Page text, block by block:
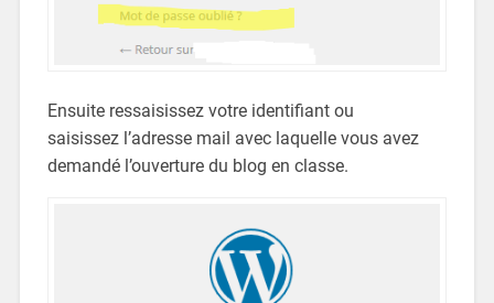
Ensuite ressaisissez votre identifiant ou
saisissez l’adresse mail avec laquelle vous avez
demandé l’ouverture du blog en classe.